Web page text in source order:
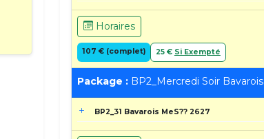
Horaires
107 € (complet) 25 € Si Exempté
Package : BP2_Mercredi Soir Bavarois
BP2_31 Bavarois MeS?? 2627